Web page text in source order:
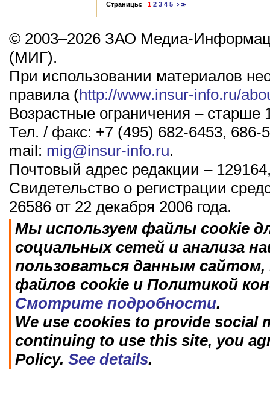
Страницы: 1 2 3 4 5
© 2003–2026 ЗАО Медиа-
(МИГ).
При использовании материалов
правила (http://www.insur-info.ru/
Возрастные ограничения – старше
Тел. / факс: +7 (495) 682-6453, 686-
mail: mig@insur-info.ru.
Почтовый адрес редакции –
Свидетельство о регистрации
26586 от 22 декабря 2006 года.
Мы используем файлы cookie
социальных сетей и анализа
пользоваться данным
файлов cookie и Политикой
Смотрите подробности.
We use cookies to provide social
continuing to use this site, you
Policy. See details.